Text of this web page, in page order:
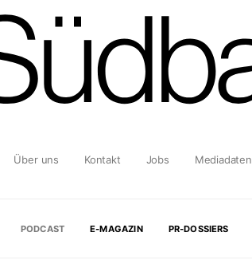
Über uns Kontakt Jobs Mediadaten
PODCAST E-MAGAZIN PR-DOSSIERS